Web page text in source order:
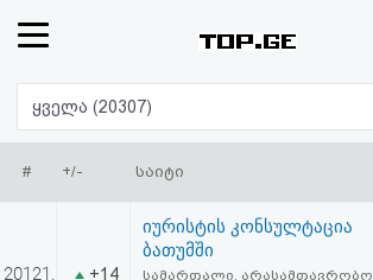
რეიტინგი
(მთავარი)
ფოსტა
კითხვა-
ყველა (20307)
# +/- საიტი
20121. +14
იურისტის კონსულტაცია
ბათუმში
სამართალი, არასამთავრობო